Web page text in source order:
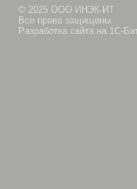
© 2025 ООО ИНЭК-ИТ
Все права защищены
Разработка сайта на 1С-